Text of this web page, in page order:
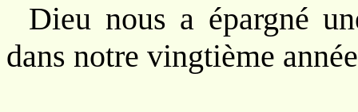
Dieu nous a épargné
dans notre vingtième